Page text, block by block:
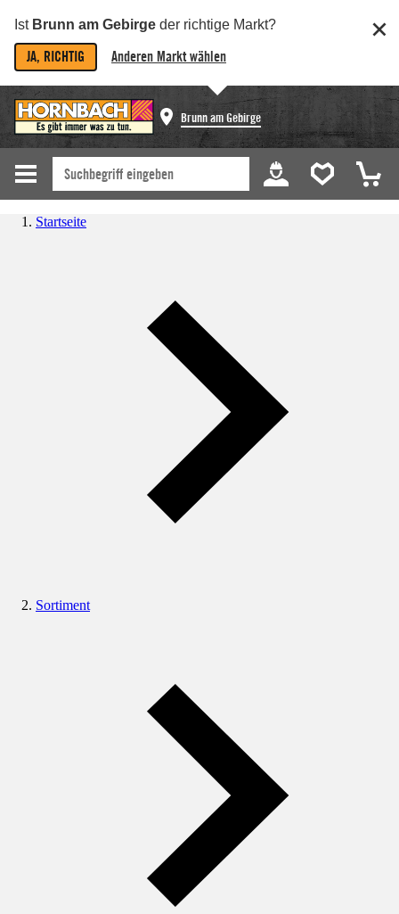
Ist Brunn am Gebirge der richtige Markt?
JA, RICHTIG Anderen Markt wählen
Brunn am Gebirge
Startseite
Sortiment